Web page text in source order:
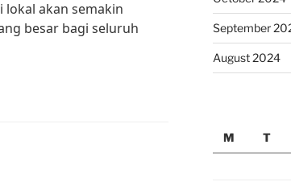
akan semakin
besar bagi seluruh
September
August 2024
M
T